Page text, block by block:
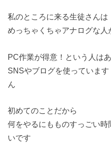
私のところに来る生徒さんは
めっちゃくちゃアナログな人
PC作業が得意！という人は
SNSやブログを使っていま
ん
初めてのことだから
何をやるにもものすっごい
いです